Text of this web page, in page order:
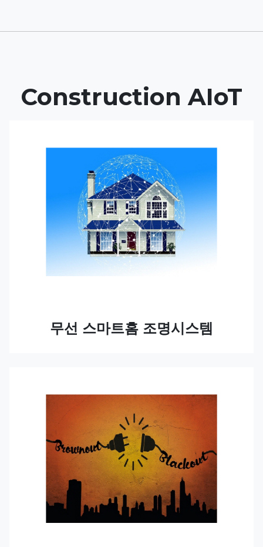
Construction AIoT
무선 스마트홈 조명시스템